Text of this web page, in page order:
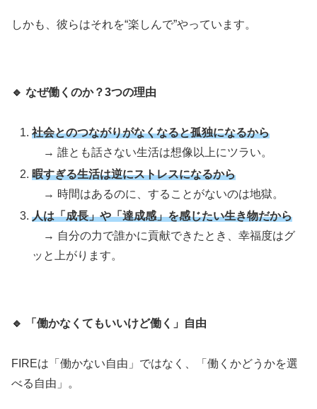
しかも、彼らはそれを“楽しんで”やっています。
🔹 なぜ働くのか？3つの理由
社会とのつながりがなくなると孤独になるから
→ 誰とも話さない生活は想像以上にツラい。
暇すぎる生活は逆にストレスになるから
→ 時間はあるのに、することがないのは地獄。
人は「成長」や「達成感」を感じたい生き物だから
→ 自分の力で誰かに貢献できたとき、幸福度はグ
ッと上がります。
🔹 「働かなくてもいいけど働く」自由
FIREは「働かない自由」ではなく、「働くかどうかを選
べる自由」。